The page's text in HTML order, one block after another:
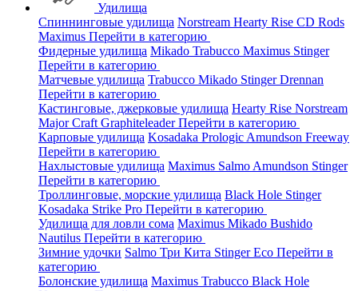
Удилища
Спиннинговые удилища Norstream Hearty Rise CD Rods
Maximus Перейти в категорию
Фидерные удилища Mikado Trabucco Maximus Stinger
Перейти в категорию
Матчевые удилища Trabucco Mikado StingerDrennan
Перейти в категорию
Кастинговые, джерковые удилища Hearty Rise Norstream
Major Craft GraphiteleaderПерейти в категорию
Карповые удилища Kosadaka Prologic Amundson Freeway
Перейти в категорию
Нахлыстовые удилища Maximus Salmo Amundson Stinger
Перейти в категорию
Троллинговые, морские удилища Black Hole Stinger
Kosadaka Strike Pro Перейти в категорию
Удилища для ловли сома Maximus Mikado Bushido
Nautilus Перейти в категорию
Зимние удочки Salmo Три Кита StingerEco Перейти в
категорию
Болонские удилища Maximus Trabucco Black Hole